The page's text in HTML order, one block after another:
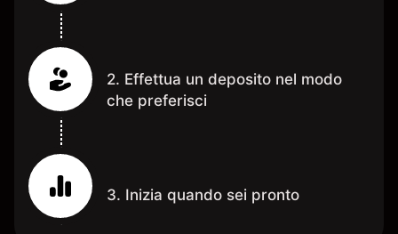
2. Effettua un deposito nel modo
che preferisci
3. Inizia quando sei pronto